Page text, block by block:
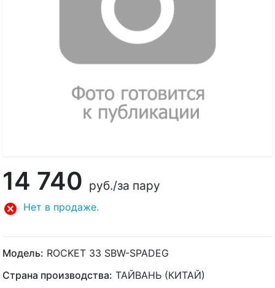
14 740 руб./за пару
Нет в продаже.
Модель: ROCKET 33 SBW-SPADEG
Страна производства: ТАЙВАНЬ (КИТАЙ)